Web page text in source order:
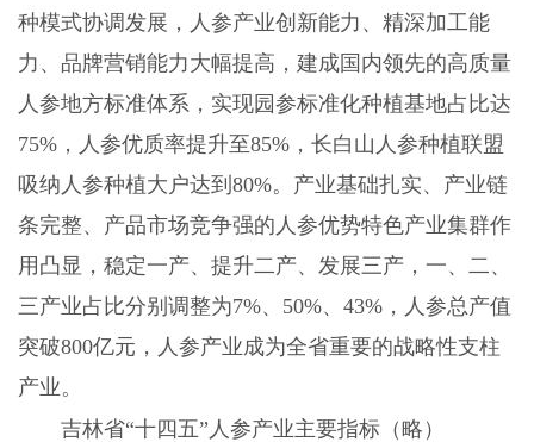
种模式协调发展，人参产业创新能力、精深加工能
力、品牌营销能力大幅提高，建成国内领先的高质量
人参地方标准体系，实现园参标准化种植基地占比达
75%，人参优质率提升至85%，长白山人参种植联盟
吸纳人参种植大户达到80%。产业基础扎实、产业链
条完整、产品市场竞争强的人参优势特色产业集群作
用凸显，稳定一产、提升二产、发展三产，一、二、
三产业占比分别调整为7%、50%、43%，人参总产值
突破800亿元，人参产业成为全省重要的战略性支柱
产业。
吉林省“十四五”人参产业主要指标（略）